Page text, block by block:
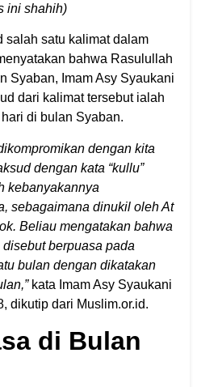
ini shahih)
salah satu kalimat dalam
bahwa Rasulullah
Syaban, Imam Asy Syaukani
dari kalimat tersebut ialah
di bulan Syaban.
dengan kita
dengan kata “kullu”
kebanyakannya
sebagaimana dinukil oleh At
Beliau mengatakan bahwa
berpuasa pada
bulan dengan dikatakan
kata Imam Asy Syaukani
dikutip dari Muslim.or.id.
di Bulan